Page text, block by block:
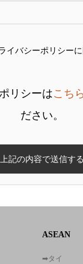
イバシーポリシー
リシーはこちら
ださい。
ASEAN
➡タイ